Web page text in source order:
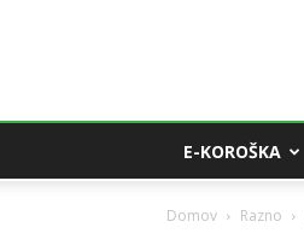
E-KOROŠKA
Domov Razno